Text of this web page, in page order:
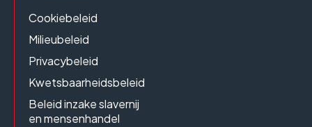
Cookiebeleid
Milieubeleid
Privacybeleid
Kwetsbaarheidsbeleid
Beleid inzake slavernij
en mensenhandel